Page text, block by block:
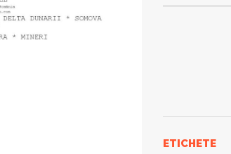
ETICHETE